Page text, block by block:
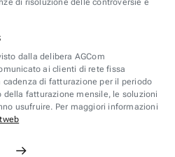
di risoluzione delle controversie è
dalla delibera AGCom
ai clienti di rete fissa
di fatturazione per il periodo
fatturazione mensile, le soluzioni
usufruire. Per maggiori informazioni